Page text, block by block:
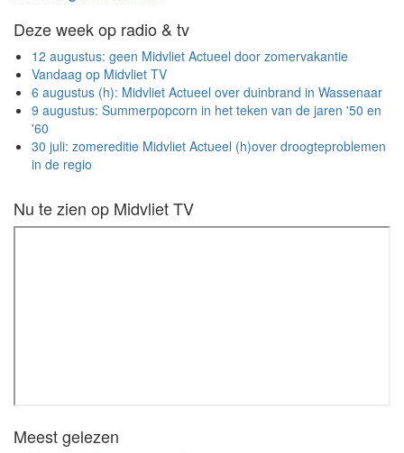
Deze week op radio & tv
12 augustus: geen Midvliet Actueel door zomervakantie
Vandaag op Midvliet TV
6 augustus (h): Midvliet Actueel over duinbrand in Wassenaar
9 augustus: Summerpopcorn in het teken van de jaren '50 en
'60
30 juli: zomereditie Midvliet Actueel (h)over droogteproblemen
in de regio
Nu te zien op Midvliet TV
Meest gelezen